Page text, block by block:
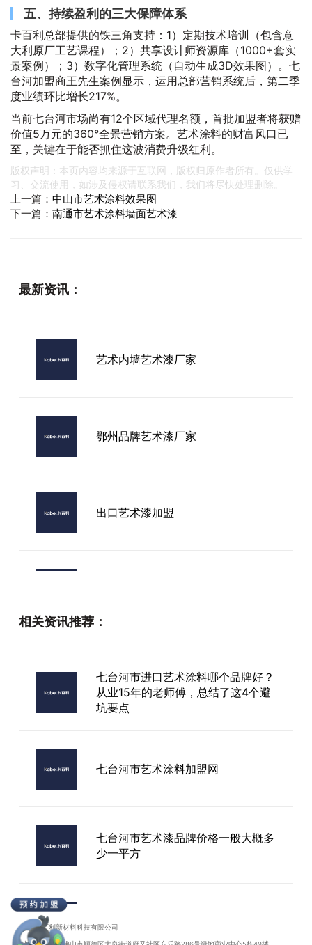
五、持续盈利的三大保障体系
卡百利总部提供的铁三角支持：1）定期技术培训（包含意
大利原厂工艺课程）；2）共享设计师资源库（1000+套实
景案例）；3）数字化管理系统（自动生成3D效果图）。七
台河加盟商王先生案例显示，运用总部营销系统后，第二季
度业绩环比增长217%。
当前七台河市场尚有12个区域代理名额，首批加盟者将获赠
价值5万元的360°全景营销方案。艺术涂料的财富风口已
至，关键在于能否抓住这波消费升级红利。
版权声明：本页内容均来源于互联网，版权归原作者所有。仅供学
习、交流使用，如涉及侵权请联系我们，我们将尽快处理删除。
上一篇： 中山市艺术涂料效果图
下一篇： 南通市艺术涂料墙面艺术漆
最新资讯：
艺术内墙艺术漆厂家
鄂州品牌艺术漆厂家
出口艺术漆加盟
相关资讯推荐：
七台河市进口艺术涂料哪个品牌好？
从业15年的老师傅，总结了这4个避
坑要点
七台河市艺术涂料加盟网
七台河市艺术漆品牌价格一般大概多
少一平方
七台河市艺术漆十大品牌儿童房
广东卡百利新材料科技有限公司